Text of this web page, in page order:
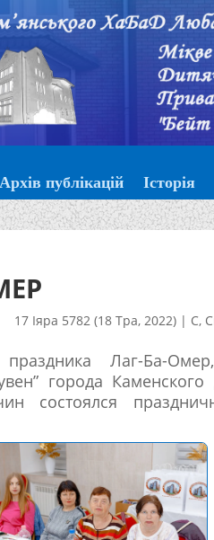
Архів публікацій Історія
17 Іяра 5782 (18 Тра, 2022)| С,
Лаг-Ба-
города Каменского
состоялся